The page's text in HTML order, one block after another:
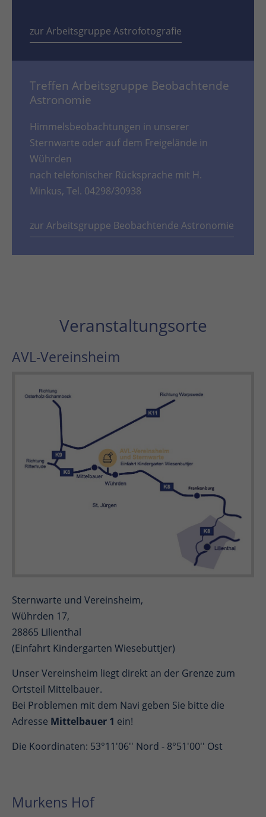
zur Arbeitsgruppe Astrofotografie
Treffen Arbeitsgruppe Beobachtende
Astronomie
Himmelsbeobachtungen in unserer
Sternwarte oder auf dem Freigelände in
Wührden
nach telefonischer Rücksprache mit H.
Minkus, Tel. 04298/30938
zur Arbeitsgruppe Beobachtende Astronomie
Veranstaltungsorte
AVL-Vereinsheim
Sternwarte und Vereinsheim,
Wührden 17,
28865 Lilienthal
(Einfahrt Kindergarten Wiesebuttjer)
Unser Vereinsheim liegt direkt an der Grenze zum
Ortsteil Mittelbauer.
Bei Problemen mit dem Navi geben Sie bitte die
Adresse Mittelbauer 1 ein!
Die Koordinaten: 53°11'06'' Nord - 8°51'00'' Ost
Murkens Hof